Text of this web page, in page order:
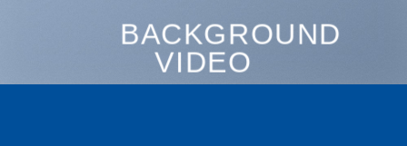
BACKGROUND
VIDEO